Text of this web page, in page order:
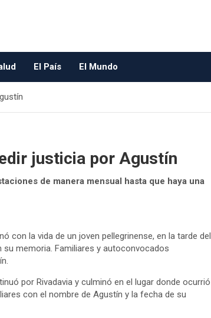
El País El Mundo
justicia por Agustín
de manera mensual hasta que haya una
con la vida de un joven pellegrinense, en la tarde del
memoria. Familiares y autoconvocados
por Rivadavia y culminó en el lugar donde ocurrió
con el nombre de Agustín y la fecha de su